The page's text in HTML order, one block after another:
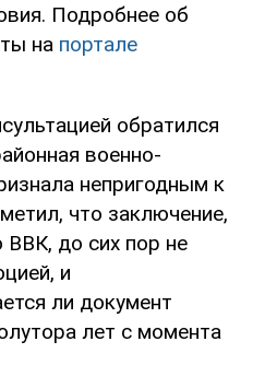
Подробнее об
на портале
обратился
военно-
непригодным к
что заключение,
до сих пор не
и
ли документ
лет с момента